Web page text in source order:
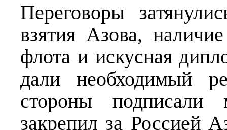
Переговоры
взятия Азова,
флота и искусная
дали необходимый
стороны подписали
закрепил за Россией